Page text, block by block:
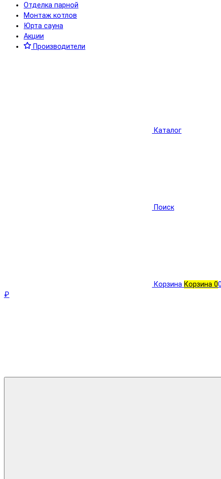
Отделка парной
Монтаж котлов
Юрта сауна
Акции
Производители
Каталог
Поиск
Корзина Корзина 0
₽